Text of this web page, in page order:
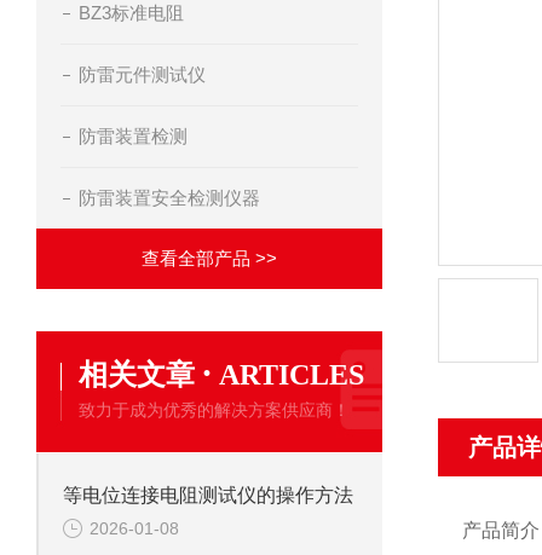
BZ3标准电阻
防雷元件测试仪
防雷装置检测
防雷装置安全检测仪器
查看全部产品 >>
相关文章 · ARTICLES
致力于成为优秀的解决方案供应商！
等电位连接电阻测试仪的操作方法
2026-01-08
产品
产品简